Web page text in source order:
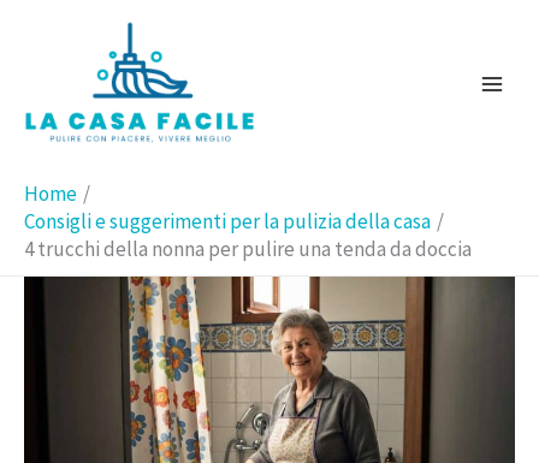
Home
Consigli e suggerimenti per la pulizia della casa
4 trucchi della nonna per pulire una tenda da doccia